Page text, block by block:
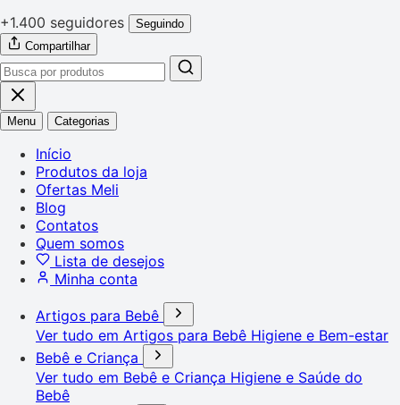
+1.400 seguidores
Seguindo
Compartilhar
Menu Categorias
Início
Produtos da loja
Ofertas Meli
Blog
Contatos
Quem somos
Lista de desejos
Minha conta
Artigos para Bebê
Ver tudo em Artigos para Bebê Higiene e Bem-estar
Bebê e Criança
Ver tudo em Bebê e Criança Higiene e Saúde do
Bebê